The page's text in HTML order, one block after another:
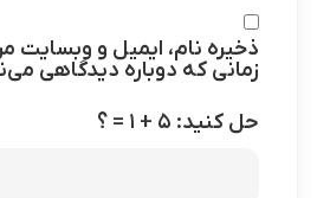
ذخیره نام، ایمیل و وبسایت
زمانی که دوباره دیدگاهی
حل کنید: ۵ + ۱ = ؟